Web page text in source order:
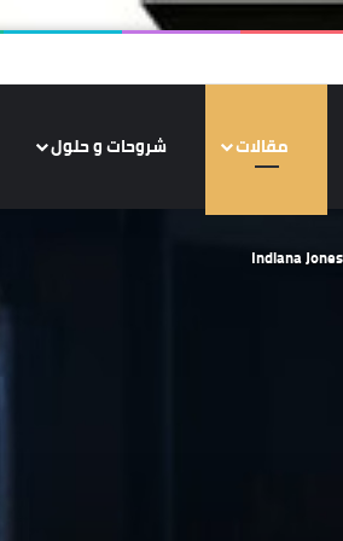
مقالات شروحات و حلول